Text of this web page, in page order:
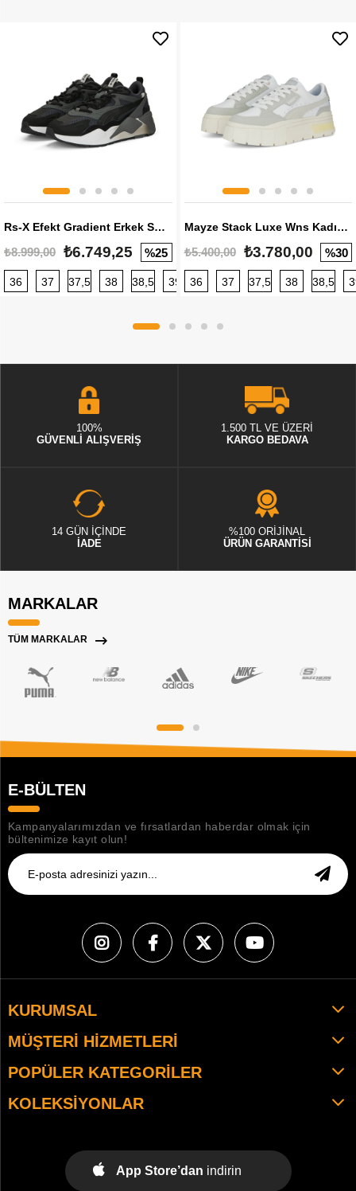
Rs-X Efekt Gradient Erkek Sneaker
₺8.999,00 ₺6.749,25 %25
36 37 37,5 38 38,5 39 40 40,5 41 42 42,5
Mayze Stack Luxe Wns Kadın Sneaker
₺5.400,00 ₺3.780,00 %30
36 37 37,5 38 38,5
100%
GÜVENLİ ALIŞVERİŞ
1.500 TL VE ÜZERİ
KARGO BEDAVA
14 GÜN İÇİNDE
İADE
%100 ORİJİNAL
ÜRÜN GARANTİSİ
MARKALAR
TÜM MARKALAR
E-BÜLTEN
Kampanyalarımızdan ve fırsatlardan haberdar olmak için
bültenimize kayıt olun!
KURUMSAL
MÜŞTERI HIZMETLERI
POPÜLER KATEGORILER
KOLEKSIYONLAR
App Store’dan indirin